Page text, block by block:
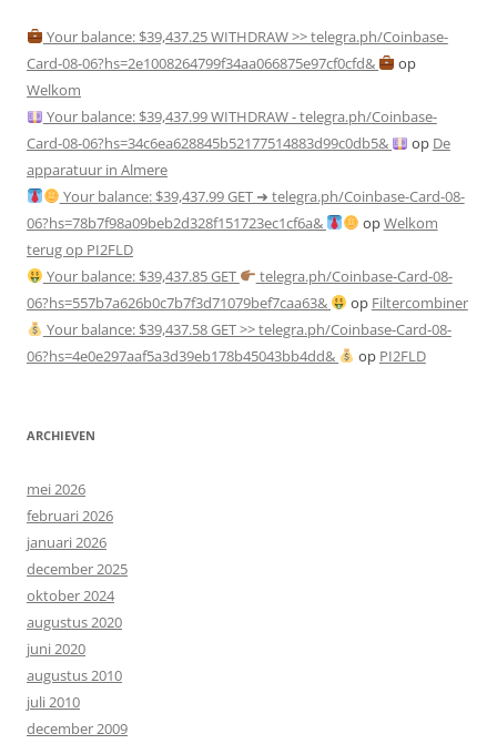
Your balance: $39,437.25 WITHDRAW >> telegra.ph/Coinbase-
Card-08-06?hs=2e1008264799f34aa066875e97cf0cfd&
op
Welkom
Your balance: $39,437.99 WITHDRAW - telegra.ph/Coinbase-
Card-08-06?hs=34c6ea628845b52177514883d99c0db5&
op De
apparatuur in Almere
Your balance: $39,437.99 GET ➜ telegra.ph/Coinbase-Card-08-
06?hs=78b7f98a09beb2d328f151723ec1cf6a&
opWelkom
terug op PI2FLD
Your balance: $39,437.85 GET
telegra.ph/Coinbase-Card-08-
06?hs=557b7a626b0c7b7f3d71079bef7caa63&
op Filtercombiner
Your balance: $39,437.58 GET >> telegra.ph/Coinbase-Card-08-
06?hs=4e0e297aaf5a3d39eb178b45043bb4dd&
op PI2FLD
ARCHIEVEN
mei 2026
februari 2026
januari 2026
december 2025
oktober 2024
augustus 2020
juni 2020
augustus 2010
juli 2010
december 2009